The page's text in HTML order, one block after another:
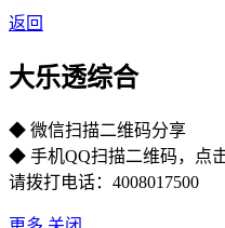
返回
大乐透综合
◆ 微信扫描二维码分享
◆ 手机QQ扫描二维码，点
请拨打电话：4008017500